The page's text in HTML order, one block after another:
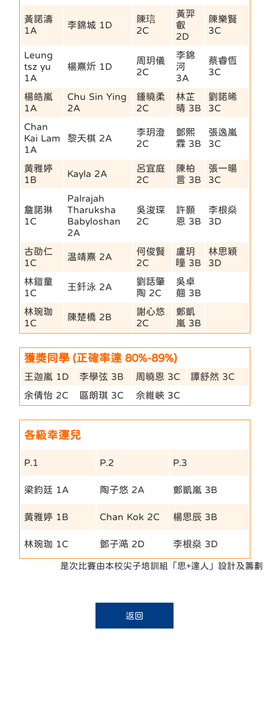
黃諾濤
1A
李錦城 1D
陳琂
2C
黃羿
叡
2D
陳樂賢
3C
Leung
tsz yu
1A
楊熹炘 1D
周玥儀
2C
李錦
河
3A
蔡睿恆
3C
楊皓嵐
1A
Chu Sin Ying
2A
鍾曉柔
2C
林芷
晴 3B
劉諾晞
3C
Chan
Kai Lam
1A
黎天棋 2A
李玥澄
2C
鄧熙
霖 3B
張逸嵐
3C
黄雅婷
1B
Kayla 2A
呂宜庭
2C
陳柏
言 3B
張一暘
3C
詹諾琳
1C
Palrajah
Tharuksha
Babyloshan
2A
吳浚琛
2C
許顥
恩 3B
李根燊
3D
古劭仁
1C
温靖熹 2A
何俊賢
2C
盧玥
曈 3B
林思穎
3D
林鎧童
1C
王釺泳 2A
劉話肇
陶 2C
吳卓
翹 3B
林琬珈
1C
陳楚橋 2B
謝心悠
2C
鄭凱
嵐 3B
獲獎同學 (正確率達 80%-89%)
王迦嵐 1D 李學弦 3B 周曉恩 3C
譚舒然 3C
余倩怡 2C
區朗琪 3C 佘維峽 3C
各級幸運兒
P.1 P.2 P.3
梁鈞廷 1A 陶子悠 2A 鄭凱嵐 3B
黄雅婷 1B Chan Kok 2C 楊思辰 3B
林琬珈 1C 鄧子澔 2D 李根燊 3D
是次比賽由本校尖子培訓組「思+達人」設計及籌劃
返回